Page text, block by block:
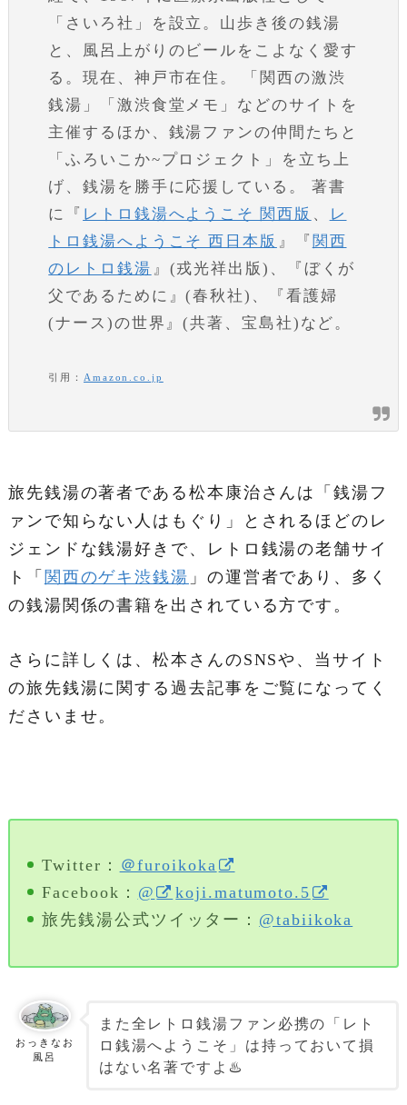
「さいろ社」を設立。山歩き後の銭湯
と、風呂上がりのビールをこよなく愛す
る。現在、神戸市在住。 「関西の激渋
銭湯」「激渋食堂メモ」などのサイトを
主催するほか、銭湯ファンの仲間たちと
「ふろいこか~プロジェクト」を立ち上
げ、銭湯を勝手に応援している。 著書
に『 レトロ銭湯へようこそ 関西版 、
レ
トロ銭湯へようこそ 西日本版 』『 関西
のレトロ銭湯 』(戎光祥出版)、『ぼくが
父であるために』(春秋社)、『看護婦
(ナース)の世界』(共著、宝島社)など。
引用： Amazon.co.jp
旅先銭湯の著者である松本康治さんは「銭湯フ
ァンで知らない人はもぐり」とされるほどのレ
ジェンドな銭湯好きで、レトロ銭湯の老舗サイ
ト「 関西のゲキ渋銭湯 」の運営者であり、多く
の銭湯関係の書籍を出されている方です。
さらに詳しくは、松本さんのSNSや、当サイト
の旅先銭湯に関する過去記事をご覧になってく
ださいませ。
Twitter： ＠furoikoka
Facebook： @
koji.matumoto.5
旅先銭湯公式ツイッター： @tabiikoka
おっきなお
風呂
また全レトロ銭湯ファン必携の「レト
ロ銭湯へようこそ」は持っておいて損
はない名著ですよ♨️